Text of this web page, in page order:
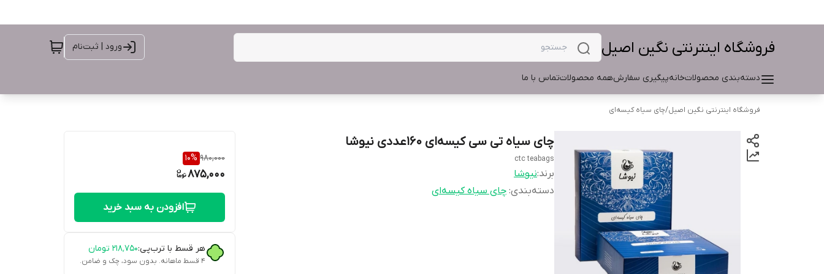
فروشگاه اینترنتی نگین اصیل ورود | ثبت‌نام
دسته‌بندی محصولاتخانهپیگیری سفارشهمه محصولاتتماس با ما
فروشگاه اینترنتی نگین اصیل/چای سیاه کیسه‌ای
چای سیاه تی سی کیسه‌ای 160عددی نیوشا
ctc teabags
برند:نیوشا
دسته‌بندی: چای سیاه کیسه‌ای
980,000
10%
875,000
افزودن به سبد خرید
هر قسط با ترب‌پی:۲۱۸٬۷۵۰ تومان
۴ قسط ماهانه. بدون سود، چک و ضامن.